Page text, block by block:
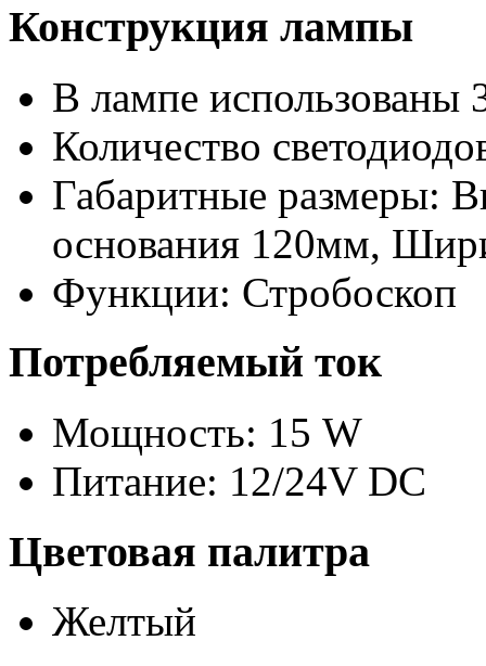
Конструкция лампы
В лампе использованы
Количество
Габаритные размеры:
основания 120мм,
Функции: Стробоскоп
Потребляемый ток
Мощность: 15 W
Питание: 12/24V DC
Цветовая палитра
Желтый